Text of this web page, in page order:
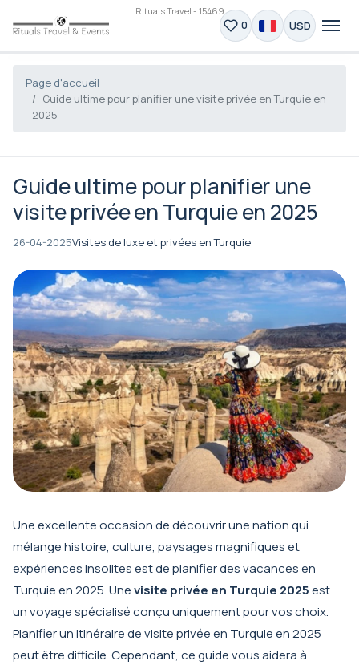
Rituals Travel - 15469
0 USD
Page d'accueil
Guide ultime pour planifier une visite privée en Turquie en
2025
Guide ultime pour planifier une
visite privée en Turquie en 2025
26-04-2025Visites de luxe et privées en Turquie
Une excellente occasion de découvrir une nation qui
mélange histoire, culture, paysages magnifiques et
expériences insolites est de planifier des vacances en
Turquie en 2025. Unevisite privée en Turquie 2025est
un voyage spécialisé conçu uniquement pour vos choix.
Planifier un itinéraire de visite privée en Turquie en 2025
peut être difficile. Cependant, ce guide vous aidera à